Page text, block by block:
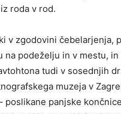
roda v rod.
v zgodovini čebelarjenja,
na podeželju in v mestu,
tudi v sosednjih
muzeja v
poslikane panjske